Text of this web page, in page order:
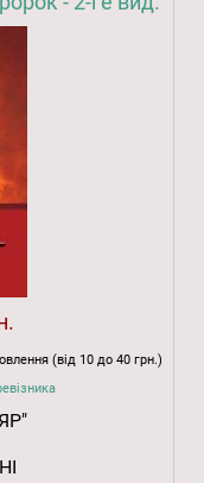
(від 10 до 40 грн.)
НІ